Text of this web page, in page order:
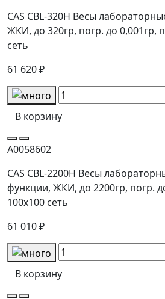
CAS CBL-320H Весы
ЖКИ, до 320гр, погр. до 0,001гр,
сеть
61 620 ₽
В корзину
А0058602
CAS CBL-2200H Весы
функции, ЖКИ, до 2200гр, погр.
100x100 сеть
61 010 ₽
В корзину